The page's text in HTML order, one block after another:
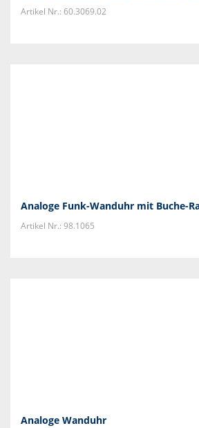
Artikel Nr.: 60.3069.02
Analoge Funk-Wanduhr mit Buche-
Artikel Nr.: 98.1065
Analoge Wanduhr